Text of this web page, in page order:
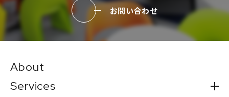
お問い合わせ
About
Services